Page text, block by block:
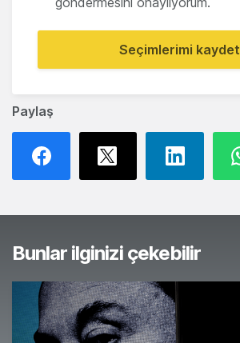
Paylaş
Seçimlerimi kaydet
Bunlar ilginizi çekebilir